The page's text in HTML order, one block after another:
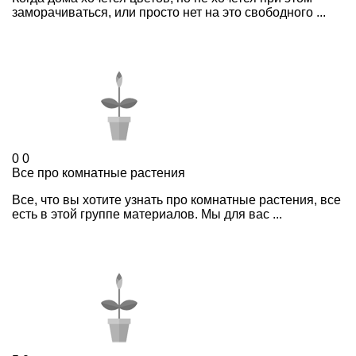
заморачиваться, или просто нет на это свободного ...
0 0
Все про комнатные растения
Все, что вы хотите узнать про комнатные растения, все
есть в этой группе материалов. Мы для вас ...